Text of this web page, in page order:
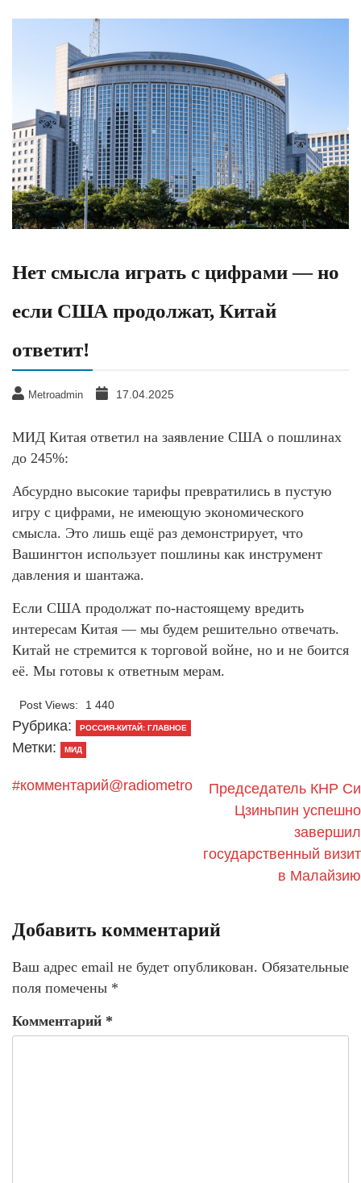
Нет смысла играть с цифрами — но
если США продолжат, Китай
ответит!
Metroadmin 17.04.2025
МИД Китая ответил на заявление США о пошлинах
до 245%:
Абсурдно высокие тарифы превратились в пустую
игру с цифрами, не имеющую экономического
смысла. Это лишь ещё раз демонстрирует, что
Вашингтон использует пошлины как инструмент
давления и шантажа.
Если США продолжат по-настоящему вредить
интересам Китая — мы будем решительно отвечать.
Китай не стремится к торговой войне, но и не боится
её. Мы готовы к ответным мерам.
Post Views: 1 440
Рубрика: РОССИЯ-КИТАЙ: ГЛАВНОЕ
Метки: МИД
#комментарий@radiometro
Председатель КНР Си
Цзиньпин успешно
завершил
государственный визит
в Малайзию
Добавить комментарий
Ваш адрес email не будет опубликован. Обязательные
поля помечены *
Комментарий *